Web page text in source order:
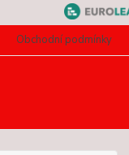
Obchodní podmínky